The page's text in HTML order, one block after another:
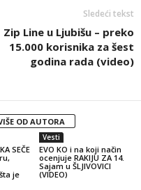
Sledeći tekst
Zip Line u Ljubišu – preko
15.000 korisnika za šest
godina rada (video)
OD AUTORA
SEČE
je
Vesti
EVO KO i na koji način
ocenjuje RAKIJU ZA 14.
Sajam u ŠLJIVOVICI
(VIDEO)